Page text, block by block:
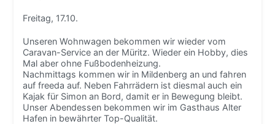
Freitag, 17.10.
Unseren Wohnwagen bekommen wir wieder vom
Caravan-Service an der Müritz. Wieder ein Hobby, dies
Mal aber ohne Fußbodenheizung.
Nachmittags kommen wir in Mildenberg an und fahren
auf freeda auf. Neben Fahrrädern ist diesmal auch ein
Kajak für Simon an Bord, damit er in Bewegung bleibt.
Unser Abendessen bekommen wir im Gasthaus Alter
Hafen in bewährter Top-Qualität.